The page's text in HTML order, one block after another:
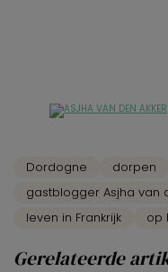
Dordogne dorpen
gastblogger Asjha van
leven in Frankrijk
op
Gerelateerde